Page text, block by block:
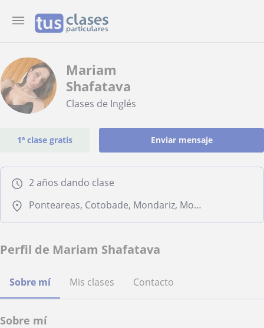
Mariam
Shafatava
Clases de Inglés
1ª clase gratis Enviar mensaje
2 años dando clase
Ponteareas, Cotobade, Mondariz, Mondariz-Balneario
Perfil de Mariam Shafatava
Sobre mí Mis clases Contacto
Sobre mí